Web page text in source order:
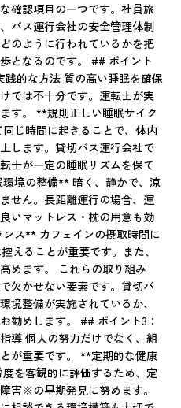
確認項目の一つです。社員旅
バス運行会社の安全管理体制
のように行われているかを把
となるのです。 ## ポイント
的な方法 質の高い睡眠を確保
では不十分です。運転士が実
す。 **規則正しい睡眠サイク
じ時間に起きることで、体内
します。貸切バス運行会社で
士が一定の睡眠リズムを保て
境の整備** 暗く、静かで、涼
せん。長距離運行の場合、運
いマットレス・枕の用意も効
ス** カフェインの摂取時間に
えることが重要です。また、
めます。 これらの取り組み
欠かせない要素です。貸切バ
境整備が実施されているか、
勧めします。 ## ポイント3：
導 個人の努力だけでなく、組
が重要です。 **定期的な健康
を客観的に評価するため、定
害※の早期発見に努めます。